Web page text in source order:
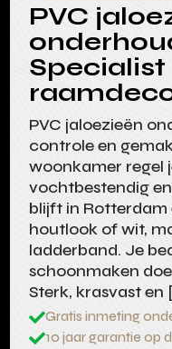
PVC
Specialist
PVC jaloezieën
controle en
woonkamer regel
vochtbestendig
blijft in Rotterdam
houtlook of wit,
ladderband. Je
schoonmaken
Sterk, krasvast en
Gratis inmeting
10 jaar garantie op